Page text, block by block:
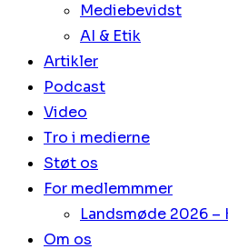
Mediebevidst
AI & Etik
Artikler
Podcast
Video
Tro i medierne
Støt os
For medlemmmer
Landsmøde 2026 –
Om os